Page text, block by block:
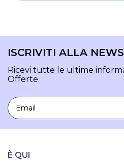
ISCRIVITI ALLA
Ricevi tutte le ultime
Offerte.
Email
È QUI